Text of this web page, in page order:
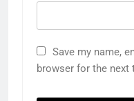
Save my name,
browser for the next